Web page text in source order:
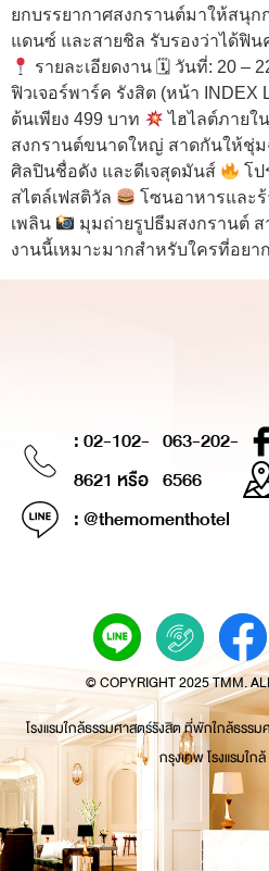
ยกบรรยากาศสงกรานต์มาให้สนุก
แดนซ์ และสายชิล รับรองว่าได้ฟิ
รายละเอียดงาน 🗓 วันที่: 20 –
ฟิวเจอร์พาร์ค รังสิต (หน้า INDEX
ต้นเพียง 499 บาท
ไฮไลต์ภายใ
สงกรานต์ขนาดใหญ่ สาดกันให้ชุ่
ศิลปินชื่อดัง และดีเจสุดมันส์
โป
สไตล์เฟสติวัล
โซนอาหารและ
เพลิน
มุมถ่ายรูปธีมสงกรานต์
งานนี้เหมาะมากสำหรับใครที่อยา
: 02-102-
8621 หรือ
063-202-
6566
: @themomenthotel
© COPYRIGHT 2025 TMM.
โรงแรมใกล้ธรรมศาสตร์รังสิต ที่พักใกล้ธรร
กรุงเทพ โรงแรมใก